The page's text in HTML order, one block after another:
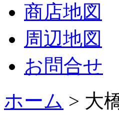
商店地図
周辺地図
お問合せ
ホーム > 大